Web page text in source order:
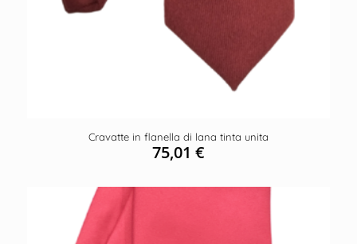
Cravatte in flanella di lana tinta unita
75,01€